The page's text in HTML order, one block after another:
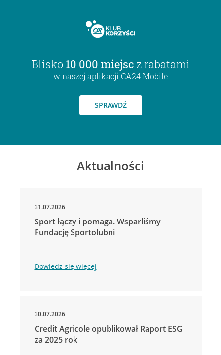
Blisko 10 000 miejsc z rabatami
w naszej aplikacji CA24 Mobile
SPRAWDŹ
Aktualności
31.07.2026
Sport łączy i pomaga. Wsparliśmy
Fundację Sportolubni
Dowiedz się więcej
30.07.2026
Credit Agricole opublikował Raport ESG
za 2025 rok